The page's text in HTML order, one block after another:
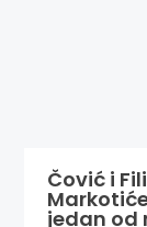
Čović i
jedan od